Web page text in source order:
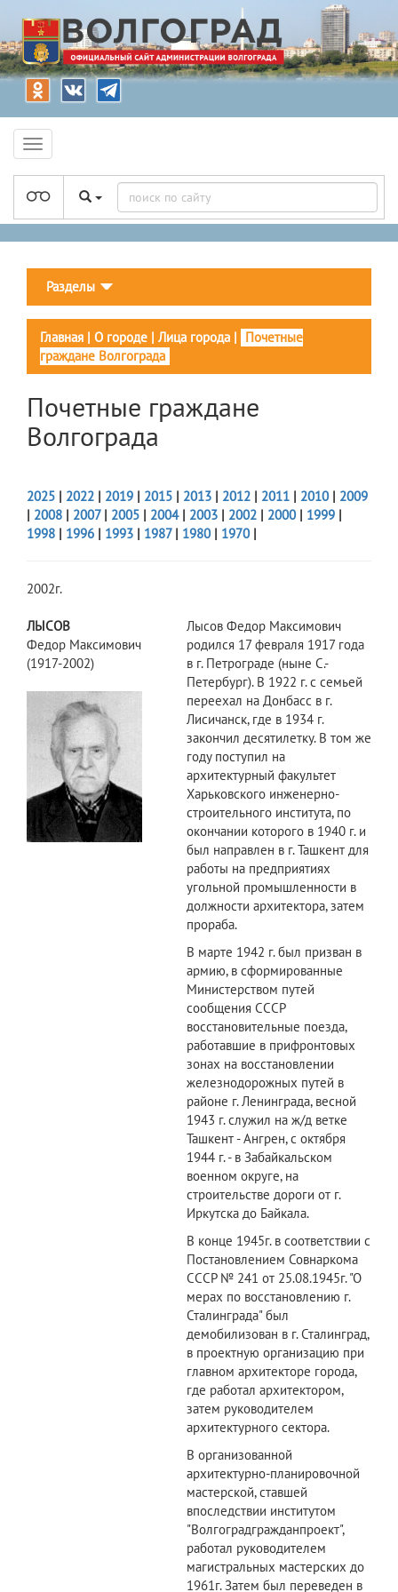
Разделы
Главная | О городе | Лица города | Почетные
граждане Волгограда
Почетные граждане
Волгограда
2025 | 2022 | 2019 | 2015 | 2013 | 2012 | 2011 | 2010| 2009
| 2008 | 2007| 2005 | 2004| 2003 | 2002 | 2000| 1999 |
1998 | 1996 | 1993 | 1987| 1980| 1970|
2002г.
ЛЫСОВ
Федор Максимович
(1917-2002)
Лысов Федор Максимович
родился 17 февраля 1917 года
в г. Петрограде (ныне С.-
Петербург). В 1922 г. с семьей
переехал на Донбасс в г.
Лисичанск, где в 1934 г.
закончил десятилетку. В том же
году поступил на
архитектурный факультет
Харьковского инженерно-
строительного института, по
окончании которого в 1940 г. и
был направлен в г. Ташкент для
работы на предприятиях
угольной промышленности в
должности архитектора, затем
прораба.
В марте 1942 г. был призван в
армию, в сформированные
Министерством путей
сообщения СССР
восстановительные поезда,
работавшие в прифронтовых
зонах на восстановлении
железнодорожных путей в
районе г. Ленинграда, весной
1943 г. служил на ж/д ветке
Ташкент - Ангрен, с октября
1944 г. - в Забайкальском
военном округе, на
строительстве дороги от г.
Иркутска до Байкала.
В конце 1945г. в соответствии с
Постановлением Совнаркома
СССР № 241 от 25.08.1945г. "О
мерах по восстановлению г.
Сталинграда" был
демобилизован в г. Сталинград,
в проектную организацию при
главном архитекторе города,
где работал архитектором,
затем руководителем
архитектурного сектора.
В организованной
архитектурно-планировочной
мастерской, ставшей
впоследствии институтом
"Волгоградгражданпроект",
работал руководителем
магистральных мастерских до
1961г. Затем был переведен в